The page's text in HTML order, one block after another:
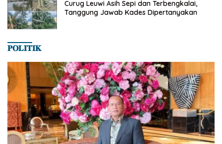
Curug Leuwi Asih Sepi dan Terbengkalai,
Tanggung Jawab Kades Dipertanyakan
𝐏𝐎𝐋𝐈𝐓𝐈𝐊